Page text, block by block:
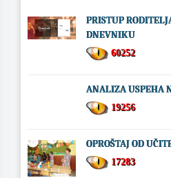
PRISTUP
DNEVNIKU
60252
ANALIZA USPEHA
19256
OPROŠTAJ OD
17283